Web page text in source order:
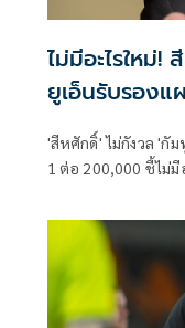
ไม่มีอะไรให
ยูเอ็นรับรอง
'สีหศักดิ์' ไม่กังวล 'กั
1 ต่อ 200,000​ ชี้ไม่
ระวังตกเป็นเครื่องมือ